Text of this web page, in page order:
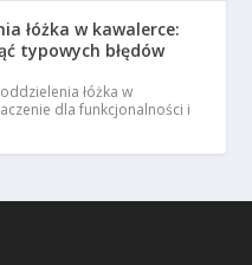
łóżka w kawalerce:
typowych błędów
łóżka w
dla funkcjonalności i